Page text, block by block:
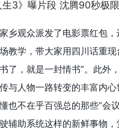
乡观众派发了电影票红包
教学，带大家用四川话重现
了，就是一封情书”。此外
与人物一路转变的丰富内
也不在乎百强总的那些“会
辅助系统这样的新鲜事物，